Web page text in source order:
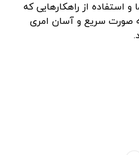
و استفاده از راهکارهایی که
صورت سریع و آسان امری